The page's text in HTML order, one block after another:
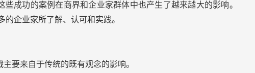
些成功的案例在商界和企业家群体中也产生了越来越大的影响。
企业家所了解、认可和实践。
要来自于传统的既有观念的影响。